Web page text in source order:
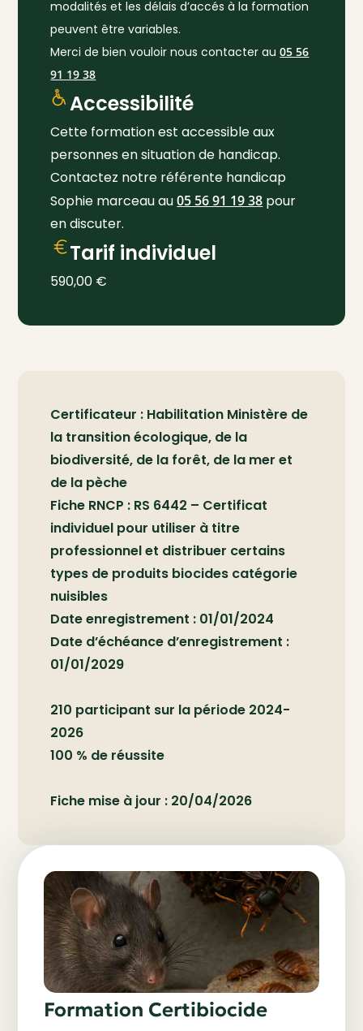
modalités et les délais d’accés à la formation
peuvent être variables.
Merci de bien vouloir nous contacter au05 56
91 19 38
Accessibilité
Cette formation est accessible aux
personnes en situation de handicap.
Contactez notre référente handicap
Sophie marceau au05 56 91 19 38 pour
en discuter.
Tarif individuel
590,00 €
Certificateur : Habilitation Ministère de
la transition écologique, de la
biodiversité, de la forêt, de la mer et
de la pèche
Fiche RNCP : RS 6442 – Certificat
individuel pour utiliser à titre
professionnel et distribuer certains
types de produits biocides catégorie
nuisibles
Date enregistrement : 01/01/2024
Date d’échéance d’enregistrement :
01/01/2029
210 participant sur la période 2024-
2026
100 % de réussite
Fiche mise à jour : 20/04/2026
Formation Certibiocide